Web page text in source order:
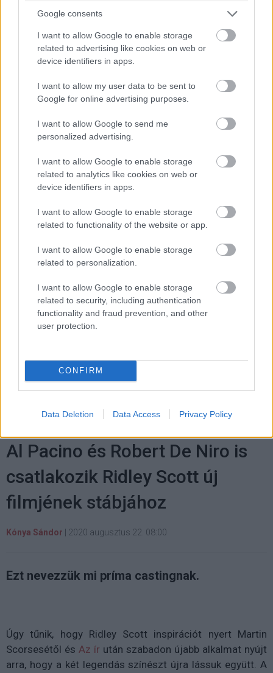
Google consents
I want to allow Google to enable storage
related to advertising like cookies on web or
device identifiers in apps.
I want to allow my user data to be sent to
Google for online advertising purposes.
I want to allow Google to send me
personalized advertising.
I want to allow Google to enable storage
related to analytics like cookies on web or
device identifiers in apps.
I want to allow Google to enable storage
related to functionality of the website or app.
I want to allow Google to enable storage
related to personalization.
I want to allow Google to enable storage
related to security, including authentication
functionality and fraud prevention, and other
user protection.
CONFIRM
Data Deletion Data Access Privacy Policy
kölcsönzi munkákhoz, azt is ritkán.
Ez lett volna hát a tíz érdekesség Sean Connery-ről.
Reméljük még sokáig velünk lesz ez a valóban élő
legenda. Jó erőt, egészséget, és boldog születésnapot
kívánunk Neki!
#james bond
Al Pacino és Robert De Niro is
csatlakozik Ridley Scott új
filmjének stábjához
Kónya Sándor 2020 augusztus 22. 08:00
Ezt nevezzük mi príma castingnak.
Úgy tűnik, hogy Ridley Scott inspirációt nyert Martin
Scorsesétől és Az ír után szabadon újabb alkalmat nyújt
arra, hogy a két legendás színészt újra lássuk együtt. A